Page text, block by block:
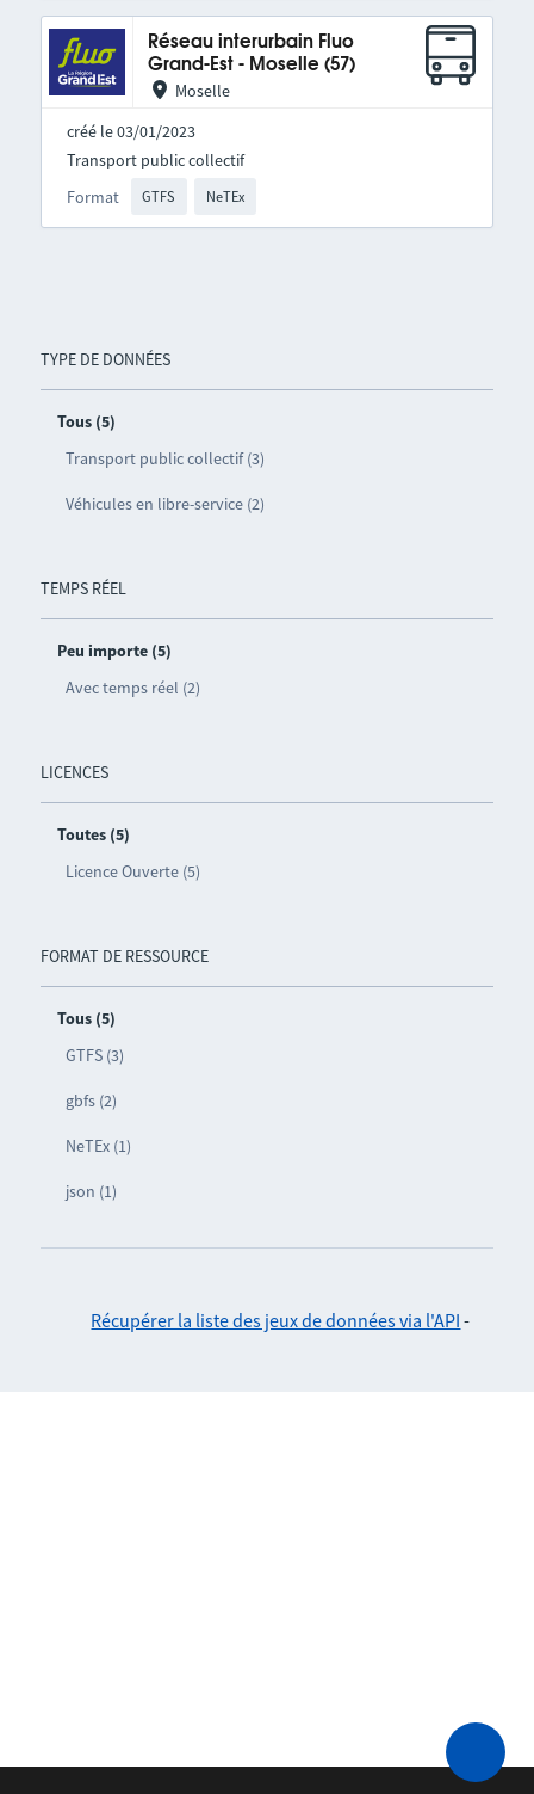
TYPE DE DONNÉES
Tous (5)
Transport public collectif (3)
Véhicules en libre-service (2)
TEMPS RÉEL
Peu importe (5)
Avec temps réel (2)
LICENCES
Toutes (5)
Licence Ouverte (5)
FORMAT DE RESSOURCE
Tous (5)
GTFS (3)
gbfs (2)
NeTEx (1)
json (1)
Réseau interurbain Fluo
Grand-Est - Moselle (57)
Moselle
créé le 03/01/2023
Format GTFS NeTEx
Transport public collectif
Récupérer la liste des jeux de données via l'API -